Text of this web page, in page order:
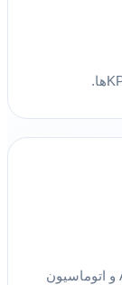
تحلیل داده، طراحی ساختار محتوا، AI Search و اتوماسیون